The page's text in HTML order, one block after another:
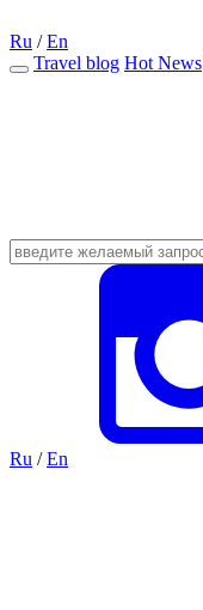
Ru /En
Travel blog Hot News
Ru /En